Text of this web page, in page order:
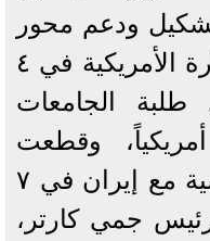
ودعم محور
المقاومة، واحتلت السفارة الأمريكية في ٤
من قبل طلبة الجامعات
موظفاً أمريكياً، وقطعت
أمريكا علاقاتها الدبلوماسية مع إيران في ٧
الرئيس جمي كارتر،